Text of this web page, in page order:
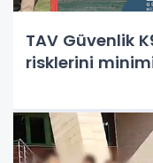
TAV Güvenlik
risklerini